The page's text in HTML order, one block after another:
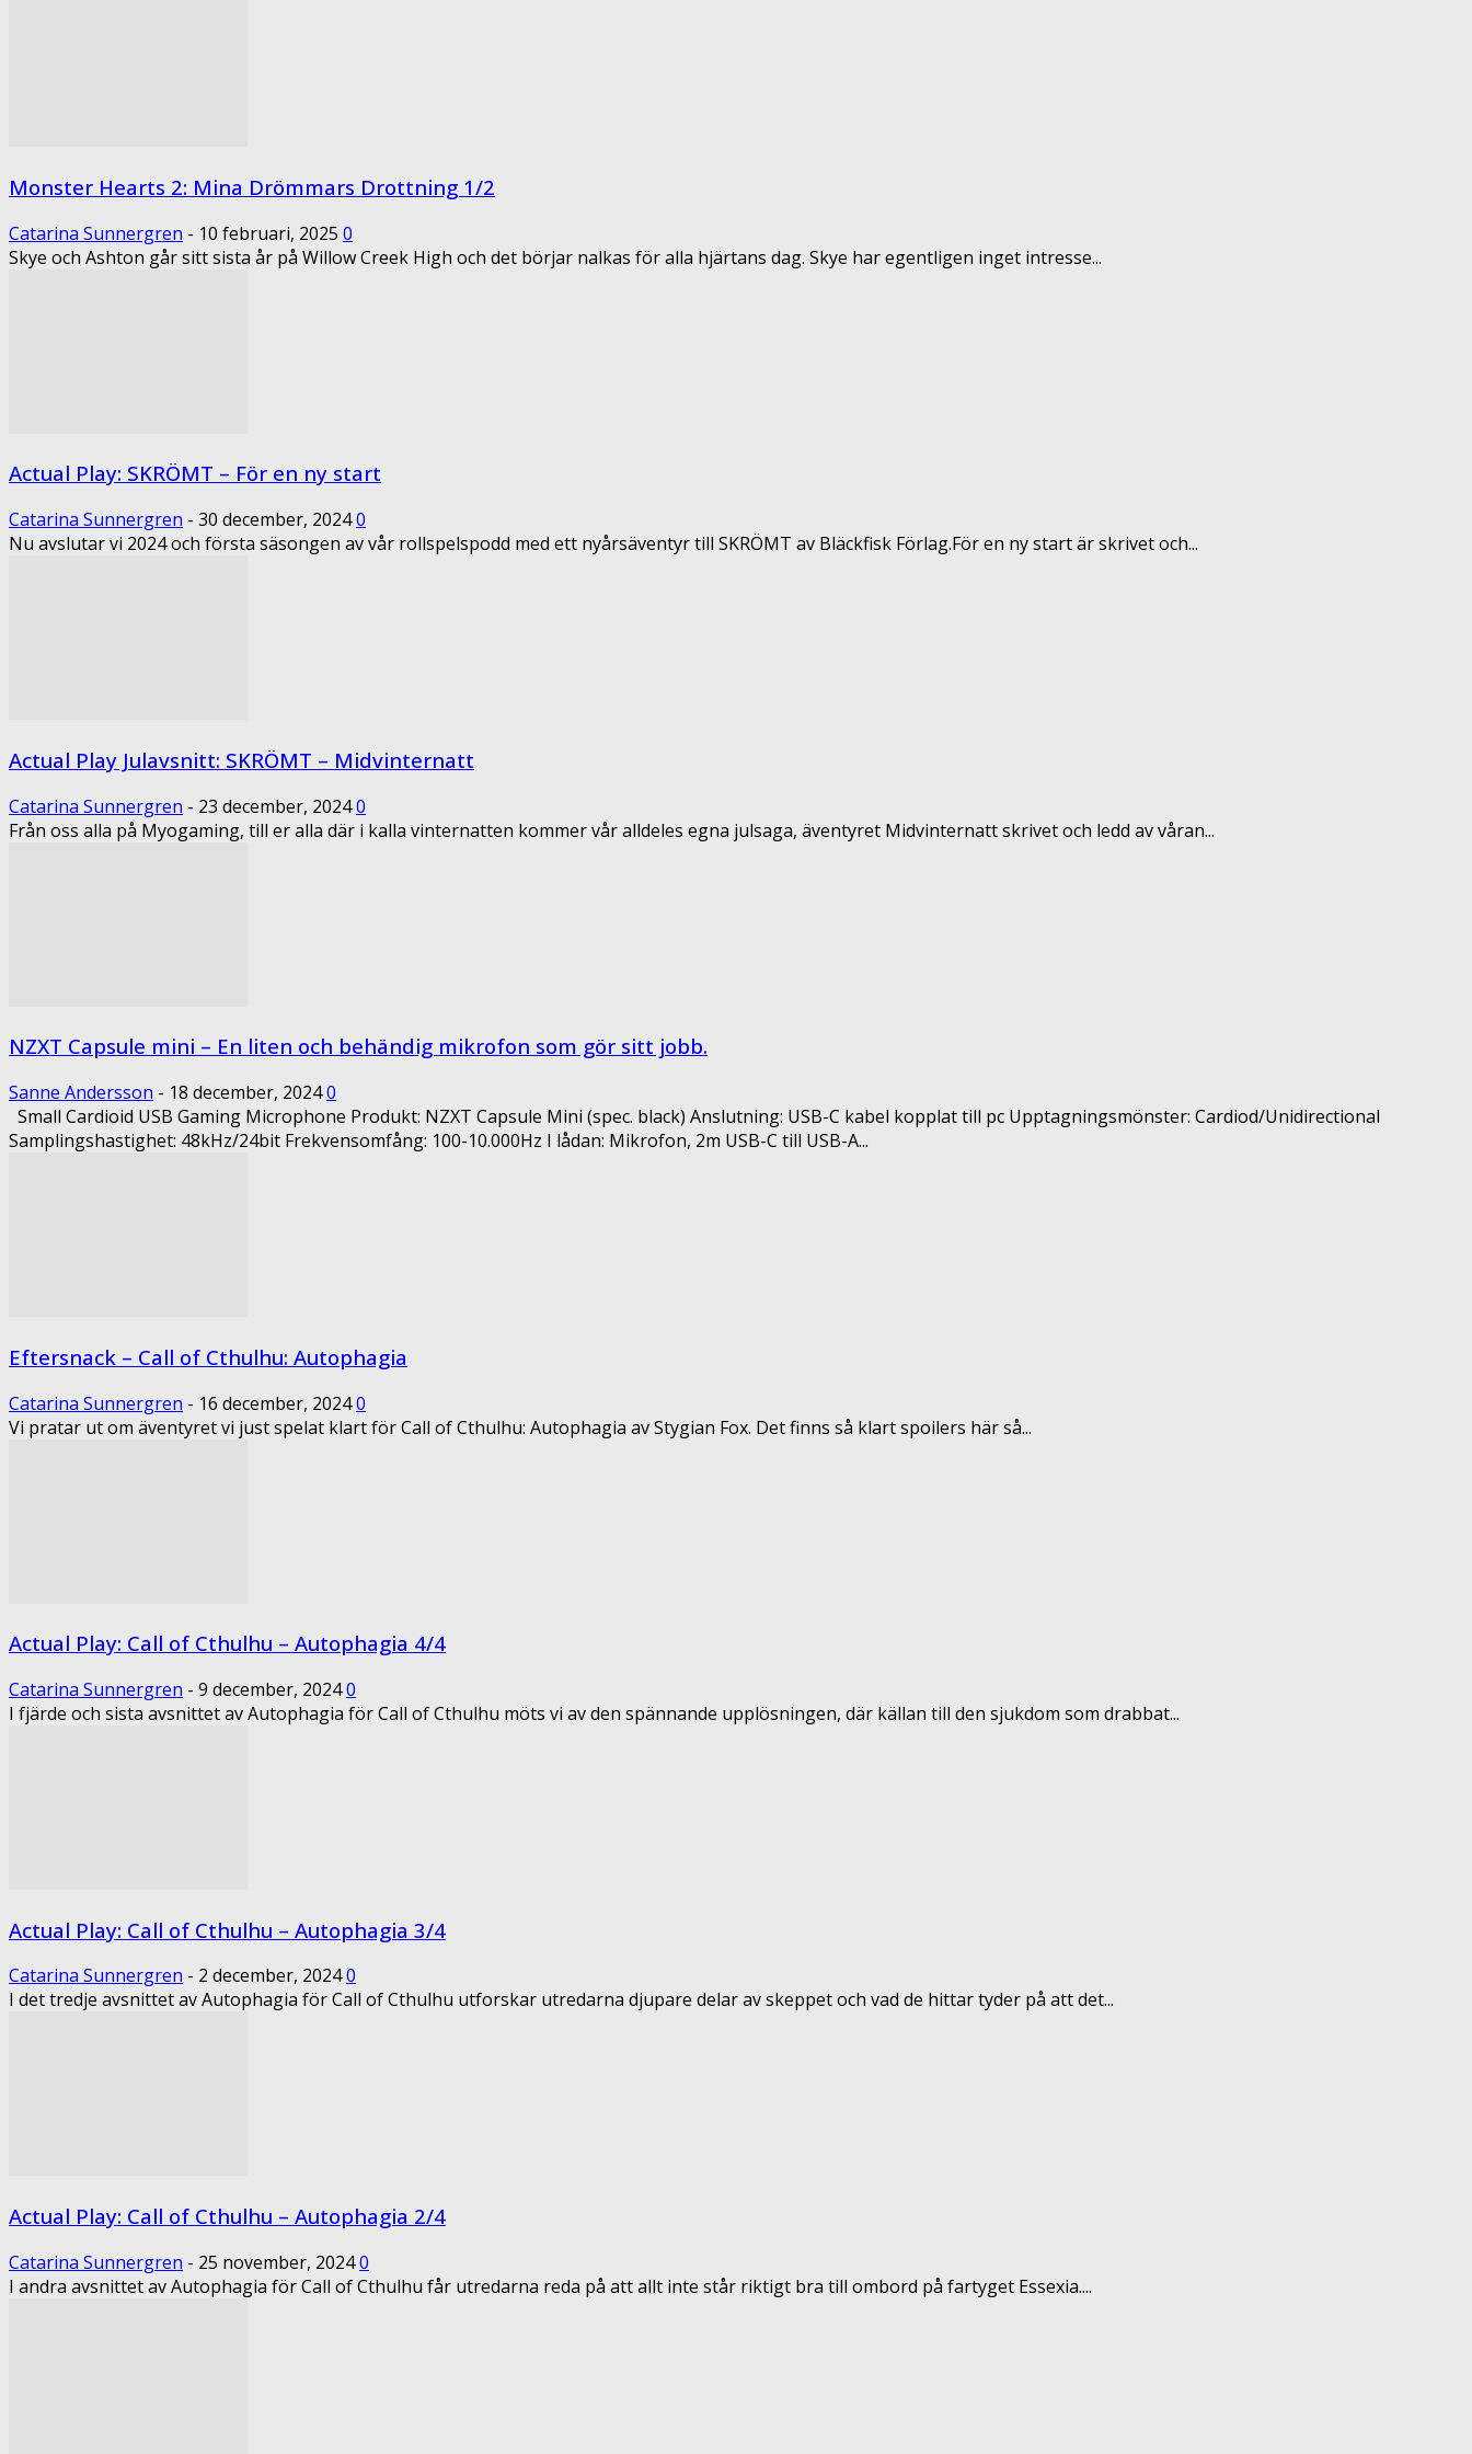
Monster Hearts 2: Mina Drömmars Drottning 1/2
Catarina Sunnergren - 10 februari, 2025 0
Skye och Ashton går sitt sista år på Willow Creek High och det börjar nalkas för alla hjärtans dag. Skye har egentligen inget intresse...
Actual Play: SKRÖMT – För en ny start
Catarina Sunnergren - 30 december, 20240
Nu avslutar vi 2024 och första säsongen av vår rollspelspodd med ett nyårsäventyr till SKRÖMT av Bläckfisk Förlag.För en ny start är skrivet och...
Actual Play Julavsnitt: SKRÖMT – Midvinternatt
Catarina Sunnergren - 23 december, 20240
Från oss alla på Myogaming, till er alla där i kalla vinternatten kommer vår alldeles egna julsaga, äventyret Midvinternatt skrivet och ledd av våran...
NZXT Capsule mini – En liten och behändig mikrofon som gör sitt jobb.
Sanne Andersson - 18 december, 20240
Small Cardioid USB Gaming Microphone Produkt: NZXT Capsule Mini (spec. black) Anslutning: USB-C kabel kopplat till pc Upptagningsmönster: Cardiod/Unidirectional
Samplingshastighet: 48kHz/24bit Frekvensomfång: 100-10.000Hz I lådan: Mikrofon, 2m USB-C till USB-A...
Eftersnack – Call of Cthulhu: Autophagia
Catarina Sunnergren - 16 december, 20240
Vi pratar ut om äventyret vi just spelat klart för Call of Cthulhu: Autophagia av Stygian Fox. Det finns så klart spoilers här så...
Actual Play: Call of Cthulhu – Autophagia 4/4
Catarina Sunnergren - 9 december, 20240
I fjärde och sista avsnittet av Autophagia för Call of Cthulhu möts vi av den spännande upplösningen, där källan till den sjukdom som drabbat...
Actual Play: Call of Cthulhu – Autophagia 3/4
Catarina Sunnergren - 2 december, 20240
I det tredje avsnittet av Autophagia för Call of Cthulhu utforskar utredarna djupare delar av skeppet och vad de hittar tyder på att det...
Actual Play: Call of Cthulhu – Autophagia 2/4
Catarina Sunnergren - 25 november, 20240
I andra avsnittet av Autophagia för Call of Cthulhu får utredarna reda på att allt inte står riktigt bra till ombord på fartyget Essexia....